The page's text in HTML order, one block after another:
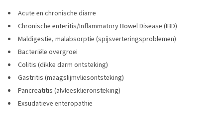
Acute en chronische diarre
Chronische enteritis/Inflammatory Bowel Disease (IBD)
Maldigestie, malabsorptie (spijsverteringsproblemen)
Bacteriële overgroei
Colitis (dikke darm ontsteking)
Gastritis (maagslijmvliesontsteking)
Pancreatitis (alvleesklieronsteking)
Exsudatieve enteropathie